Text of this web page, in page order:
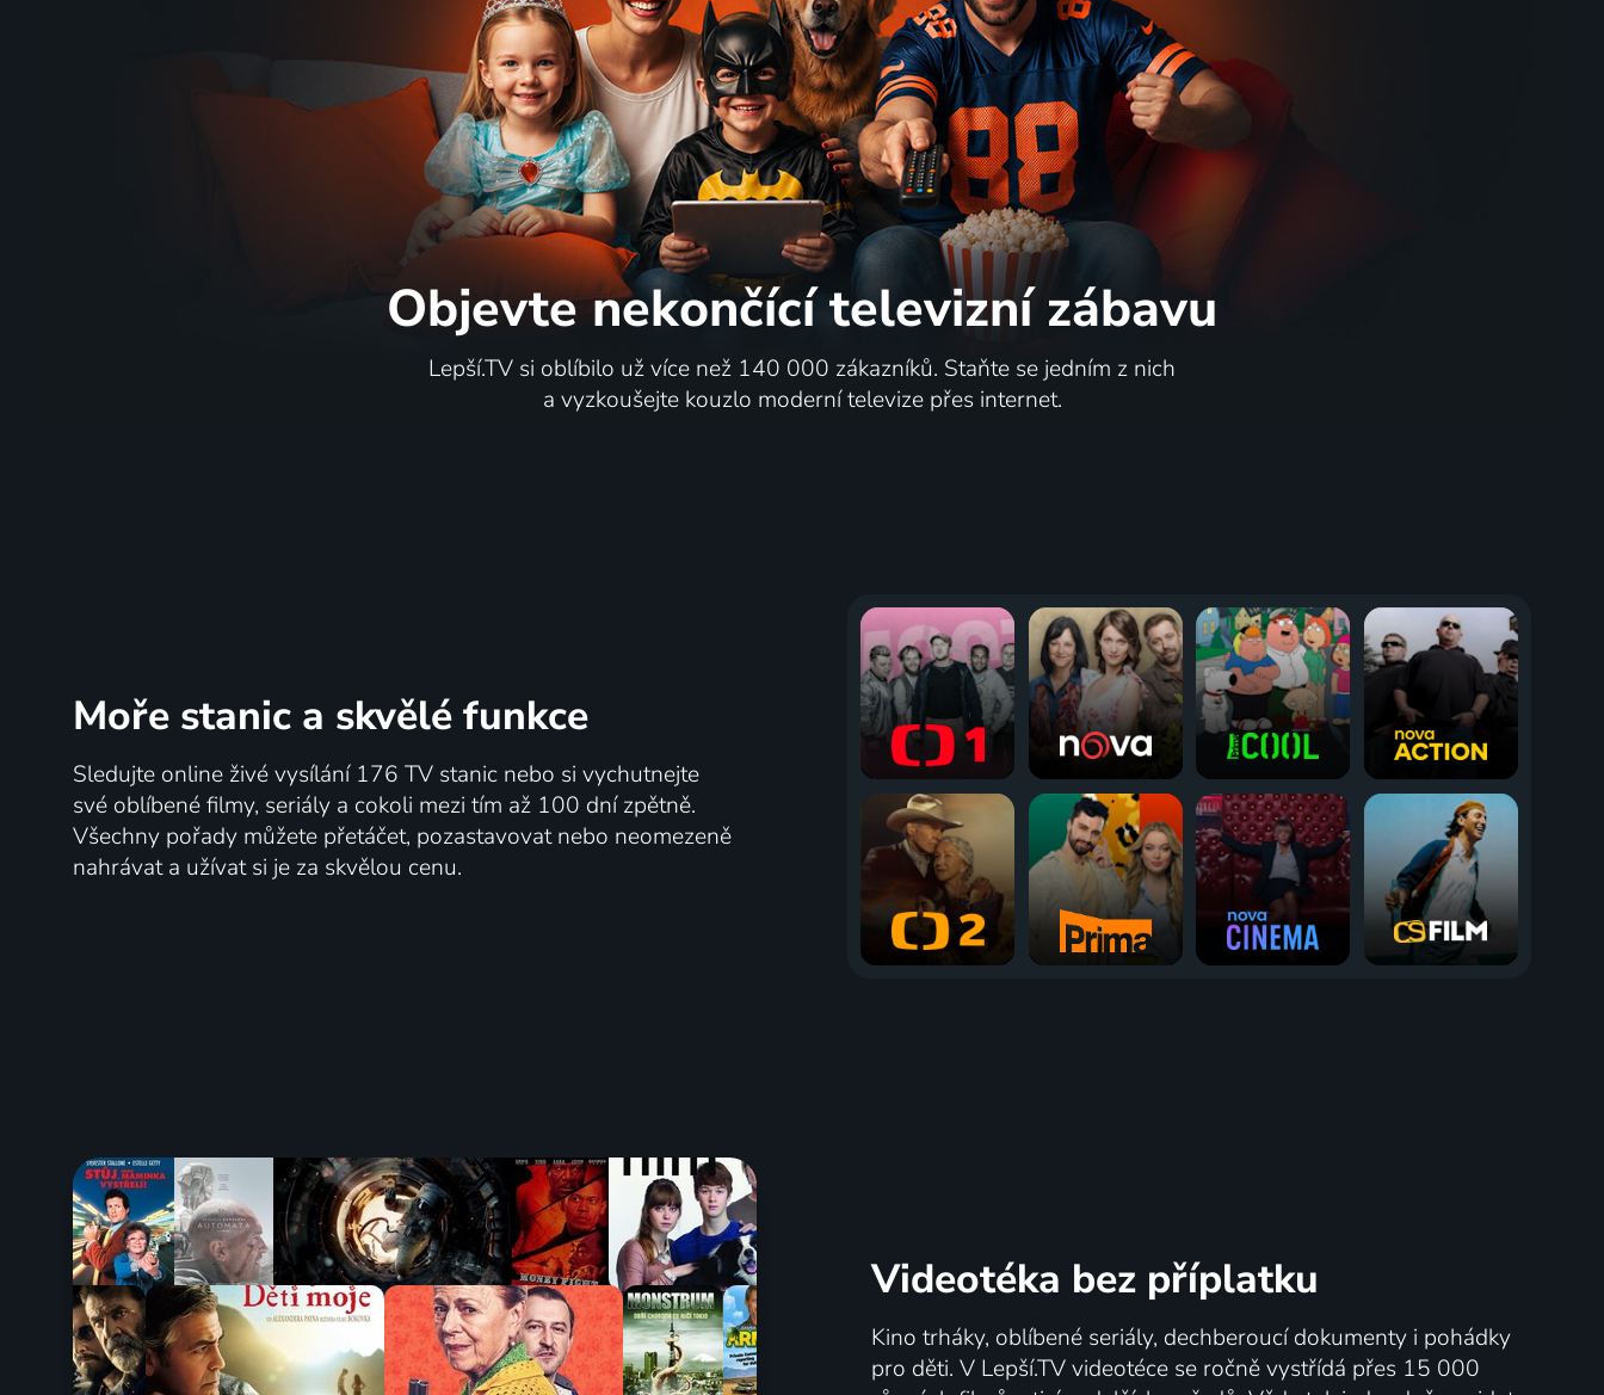
Objevte nekončící televizní zábavu
Lepší.TV si oblíbilo už více než 140 000 zákazníků. Staňte se jedním z nich
a vyzkoušejte kouzlo moderní televize přes internet.
Moře stanic a skvělé funkce
Sledujte online živé vysílání 176 TV stanic nebo si vychutnejte
své oblíbené filmy, seriály a cokoli mezi tím až 100 dní zpětně.
Všechny pořady můžete přetáčet, pozastavovat nebo neomezeně
nahrávat a užívat si je za skvělou cenu.
Videotéka bez příplatku
Kino trháky, oblíbené seriály, dechberoucí dokumenty i pohádky
pro děti. V Lepší.TV videotéce se ročně vystřídá přes 15 000